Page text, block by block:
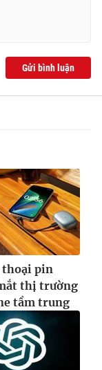
Gửi bình luận
thoại pin
thị trường
tầm trung